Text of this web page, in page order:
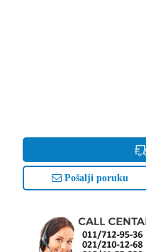
Pošalji poruku